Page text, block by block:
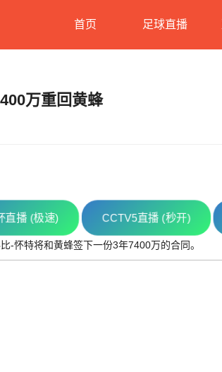
首页 足球直播
万重回黄蜂
直播 (极速) CCTV5直播 (秒开)
-怀特将和黄蜂签下一份3年7400万的合同。